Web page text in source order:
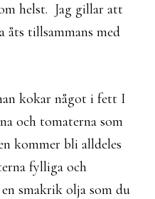
helst. Jag gillar att
åts tillsammans med
kokar något i fett I
och tomaterna som
kommer bli alldeles
fylliga och
smakrik olja som du